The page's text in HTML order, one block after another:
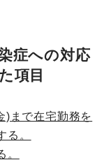
症への対応
項目
)まで在宅勤務を
る。
。